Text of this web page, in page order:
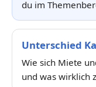
du im
Unterschied
Wie sich Miete
und was wirklich